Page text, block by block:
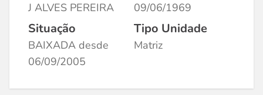
J ALVES PEREIRA 09/06/1969
Situação
BAIXADA desde
06/09/2005
Tipo Unidade
Matriz